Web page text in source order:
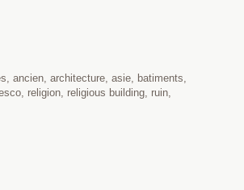
ancien, architecture, asie, batiments,
religion, religious building, ruin,